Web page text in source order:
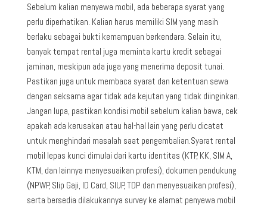
Sebelum kalian menyewa mobil, ada beberapa syarat yang
perlu diperhatikan. Kalian harus memiliki SIM yang masih
berlaku sebagai bukti kemampuan berkendara. Selain itu,
banyak tempat rental juga meminta kartu kredit sebagai
jaminan, meskipun ada juga yang menerima deposit tunai.
Pastikan juga untuk membaca syarat dan ketentuan sewa
dengan seksama agar tidak ada kejutan yang tidak diinginkan.
Jangan lupa, pastikan kondisi mobil sebelum kalian bawa, cek
apakah ada kerusakan atau hal-hal lain yang perlu dicatat
untuk menghindari masalah saat pengembalian.Syarat rental
mobil lepas kunci dimulai dari kartu identitas (KTP, KK, SIM A,
KTM, dan lainnya menyesuaikan profesi), dokumen pendukung
(NPWP, Slip Gaji, ID Card, SIUP, TDP dan menyesuaikan profesi),
serta bersedia dilakukannya survey ke alamat penyewa mobil